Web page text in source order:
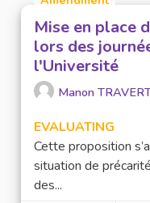
Mise en place
lors des
l'Université
Manon
EVALUATING
Cette proposition
situation de
des...